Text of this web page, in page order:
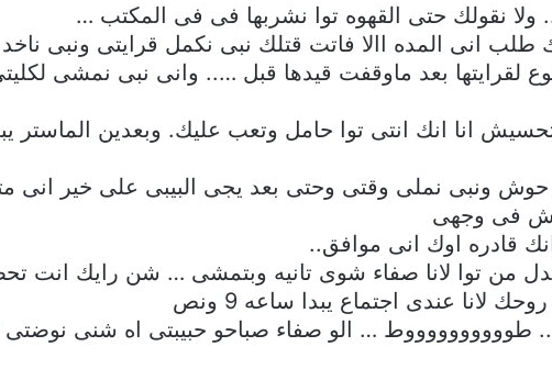
نقولك حتى القهوه توا نشربها فى فى المكتب …
انى المده االا فاتت قتلك نبى نكمل قرايتى ونبى
لقرايتها بعد ماوقفت قيدها قبل ….. وانى نبى نمشى
انا انك انتى توا حامل وتعب عليك. وبعدين الماستر
ونبى نملى وقتى وحتى بعد يجى البيبى على خير انى
فى وجهى
قادره اوك انى موافق..
من توا لانا صفاء شوى تانيه وبتمشى … شن رايك انت
عندى اجتماع يبدا ساعه 9 ونص
طووووووووووط … الو صفاء صباحو حبيبتى اه شنى